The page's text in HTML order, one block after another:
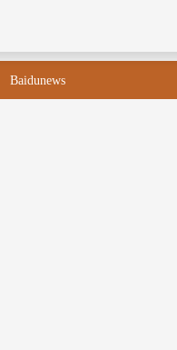
Baidunews